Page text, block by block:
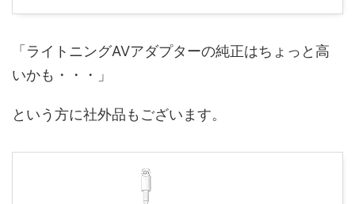
「ライトニングAVアダプターの純正はちょっと高
いかも・・・」
という方に社外品もございます。